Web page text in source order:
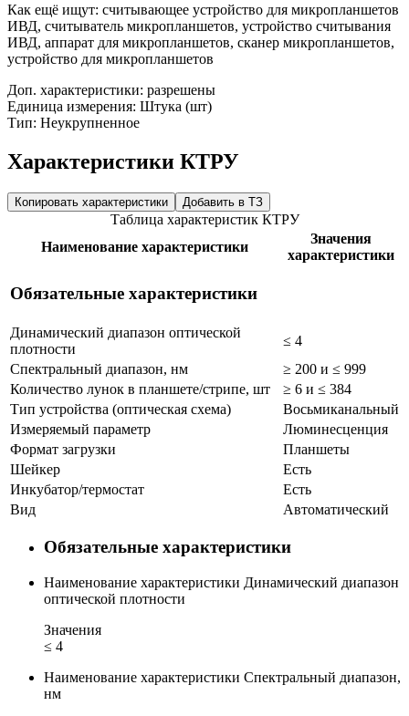
Как ещё ищут: считывающее устройство для микропланшетов
ИВД, считыватель микропланшетов, устройство считывания
ИВД, аппарат для микропланшетов, сканер микропланшетов,
устройство для микропланшетов
Доп. характеристики: разрешены
Единица измерения: Штука (шт)
Тип: Неукрупненное
Характеристики КТРУ
Копировать характеристики Добавить в ТЗ
Таблица характеристик КТРУ
Наименование характеристики
Значения
характеристики
Обязательные характеристики
Динамический диапазон оптической
плотности
≤ 4
Спектральный диапазон, нм
≥ 200 и ≤ 999
Количество лунок в планшете/стрипе, шт
≥ 6 и ≤ 384
Тип устройства (оптическая схема)
Восьмиканальный
Измеряемый параметр
Люминесценция
Формат загрузки
Планшеты
Шейкер
Есть
Инкубатор/термостат
Есть
Вид
Автоматический
Обязательные характеристики
Наименование характеристики Динамический диапазон
оптической плотности
Значения
≤ 4
Наименование характеристики Спектральный диапазон,
нм